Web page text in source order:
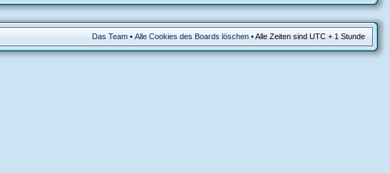
Das Team• Alle Cookies des Boards löschen• Alle Zeiten sind UTC + 1 Stunde